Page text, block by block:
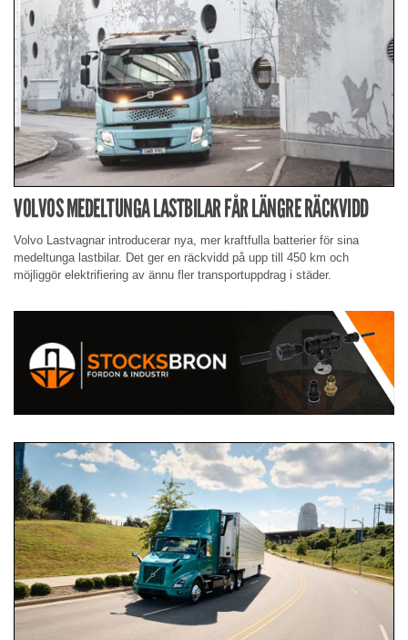
VOLVOS MEDELTUNGA LASTBILAR FÅR LÄNGRE RÄCKVIDD
Volvo Lastvagnar introducerar nya, mer kraftfulla batterier för sina
medeltunga lastbilar. Det ger en räckvidd på upp till 450 km och
möjliggör elektrifiering av ännu fler transportuppdrag i städer.